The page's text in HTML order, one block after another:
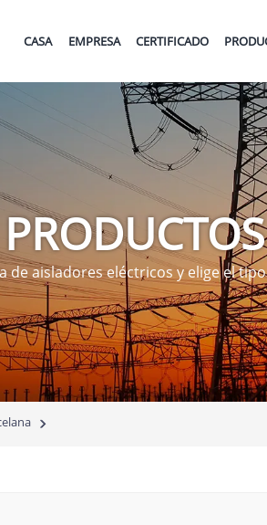
CASA EMPRESA CERTIFICADO
PRODUCTOS
de aisladores eléctricos y elige el